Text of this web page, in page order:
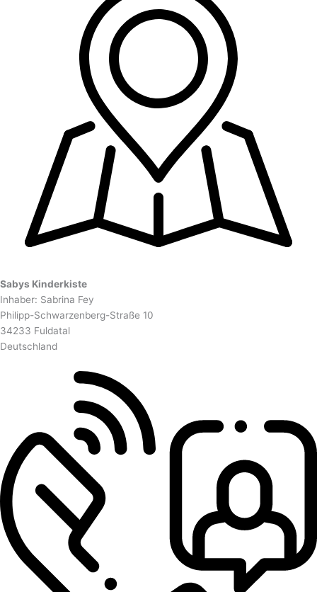
Sabys Kinderkiste
Inhaber: Sabrina Fey
Philipp-Schwarzenberg-Straße 10
34233 Fuldatal
Deutschland